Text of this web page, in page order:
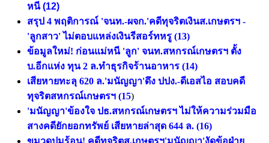
หนี(12)
สรุป 4 พฤติการณ์ 'จนท.-ผจก.'คดีทุจริตเงินส.เกษตรฯ -
'ลูกสาว' ไม่ตอบแหล่งเงินรีสอร์ทหรู (13)
ข้อมูลใหม่! ก่อนแม่หนี 'ลูก' จนท.สหกรณ์เกษตรฯ ตั้ง
บ.อีกแห่ง ทุน 2 ล.ทำธุรกิจร้านอาหาร (14)
เสียหายทะลุ 620 ล.'มนัญญา'ดึง ปปง.-ดีเอสไอ สอบคดี
ทุจริตสหกรณ์เกษตรฯ (15)
'มนัญญา'ข้องใจ ปธ.สหกรณ์เกษตรฯ ไม่ให้ความร่วมมือ
สางคดียักยอกทรัพย์ เสียหายล่าสุด 644 ล. (16)
ขมวดปมร้อน! คดีทุจริตส.เกษตรฯ'มนัญญา'งัดข้อฝ่าย